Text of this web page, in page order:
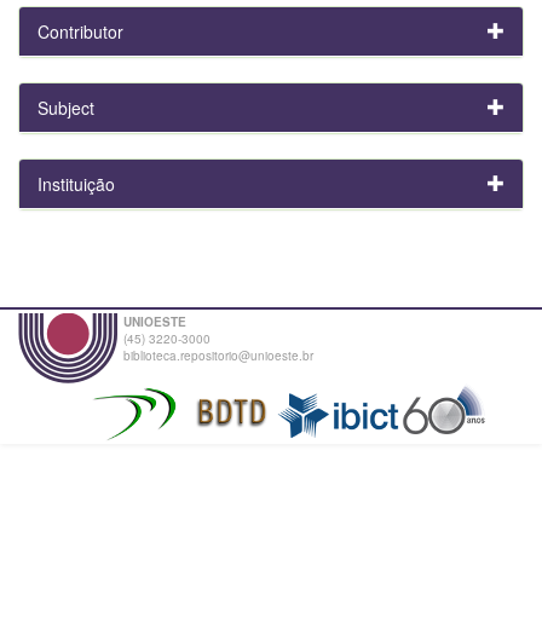
Contributor
Subject
Instituição
UNIOESTE
(45) 3220-3000
biblioteca.repositorio@unioeste.br